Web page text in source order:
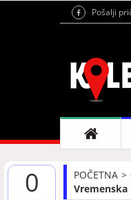
Pošalji
0 POČETNA
Vremenska